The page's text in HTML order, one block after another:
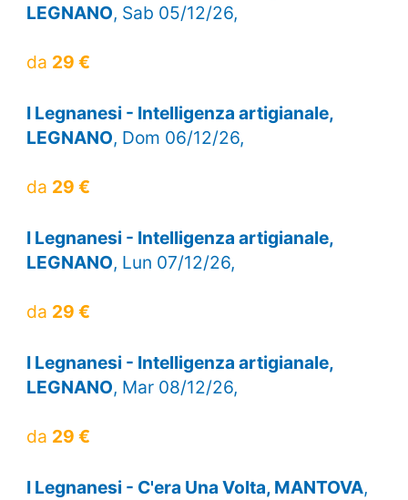
LEGNANO, Sab 05/12/26,
da 29 €
I Legnanesi - Intelligenza artigianale,
LEGNANO, Dom 06/12/26,
da 29 €
I Legnanesi - Intelligenza artigianale,
LEGNANO, Lun 07/12/26,
da 29 €
I Legnanesi - Intelligenza artigianale,
LEGNANO, Mar 08/12/26,
da 29 €
I Legnanesi - C'era Una Volta, MANTOVA,